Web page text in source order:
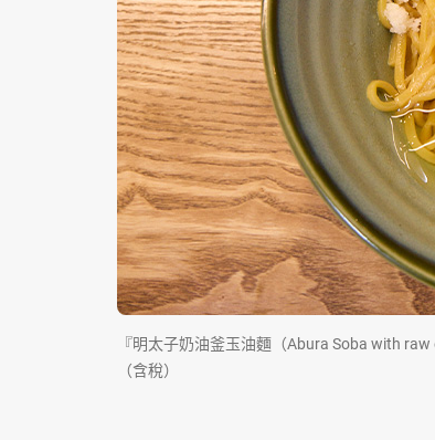
『明太子奶油釜玉油麵（Abura Soba with
（含稅）